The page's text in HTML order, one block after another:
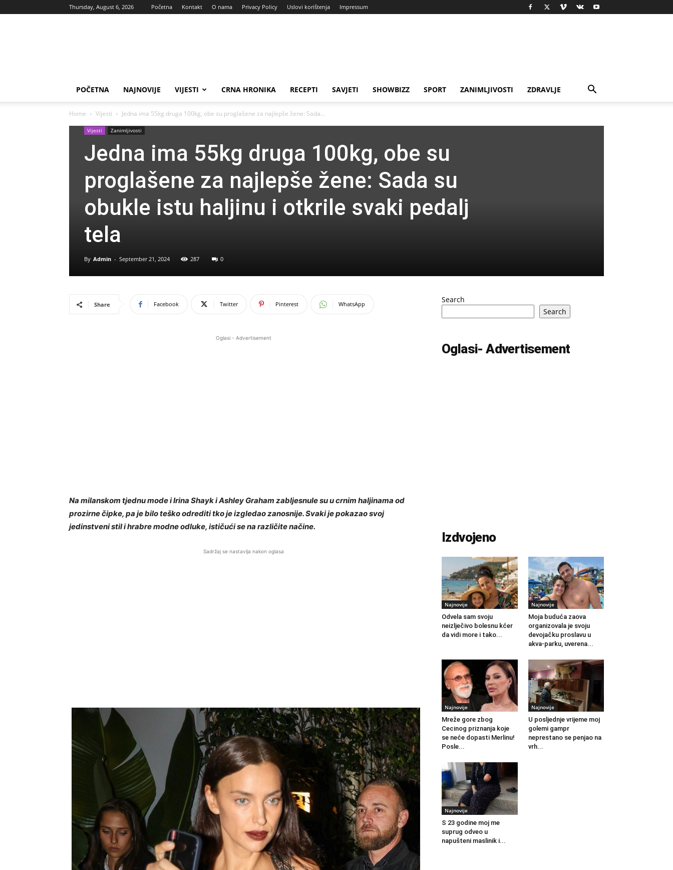
Thursday, August 6, 2026 Početna Kontakt O nama Privacy Policy Uslovi korištenja Impressum
POČETNA NAJNOVIJE VIJESTI CRNA HRONIKA RECEPTI SAVJETI SHOWBIZZ SPORT ZANIMLJIVOSTI ZDRAVLJE
Home Vijesti Jedna ima 55kg druga 100kg, obe su proglašene za najlepše žene: Sada...
Vijesti Zanimljivosti
Jedna ima 55kg druga 100kg, obe su
proglašene za najlepše žene: Sada su
obukle istu haljinu i otkrile svaki pedalj
tela
By Admin - September 21, 2024 287 0
Share Facebook Twitter Pinterest WhatsApp
Oglasi - Advertisement
Na milanskom tjednu mode i Irina Shayk i Ashley Graham zabljesnule su u crnim haljinama od
prozirne čipke, pa je bilo teško odrediti tko je izgledao zanosnije. Svaki je pokazao svoj
jedinstveni stil i hrabre modne odluke, ističući se na različite načine.
Sadržaj se nastavlja nakon oglasa
Search
Search
Oglasi- Advertisement
Izdvojeno
Najnovije
Odvela sam svoju
neizlječivo bolesnu kćer
da vidi more i tako...
Najnovije
Moja buduća zaova
organizovala je svoju
devojačku proslavu u
akva-parku, uverena...
Najnovije
Mreže gore zbog
Cecinog priznanja koje
se neće dopasti Merlinu!
Posle...
Najnovije
U posljednje vrijeme moj
golemi gampr
neprestano se penjao na
vrh...
Najnovije
S 23 godine moj me
suprug odveo u
napušteni maslinik i...